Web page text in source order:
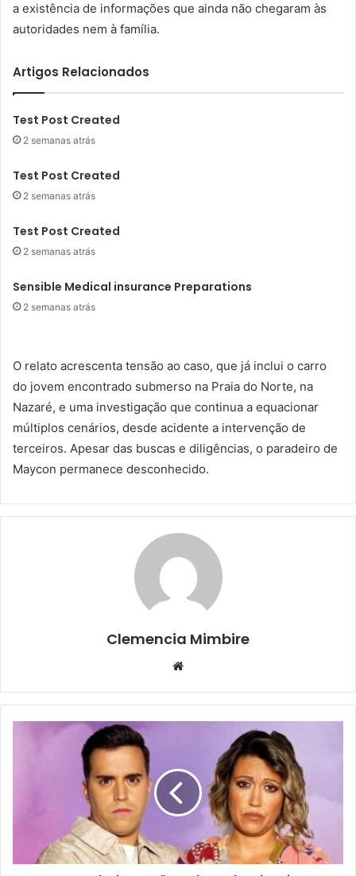
a existência de informações que ainda não chegaram às
autoridades nem à família.
Artigos Relacionados
Test Post Created
2 semanas atrás
Test Post Created
2 semanas atrás
Test Post Created
2 semanas atrás
Sensible Medical insurance Preparations
2 semanas atrás
O relato acrescenta tensão ao caso, que já inclui o carro
do jovem encontrado submerso na Praia do Norte, na
Nazaré, e uma investigação que continua a equacionar
múltiplos cenários, desde acidente a intervenção de
terceiros. Apesar das buscas e diligências, o paradeiro de
Maycon permanece desconhecido.
Clemencia Mimbire
Website